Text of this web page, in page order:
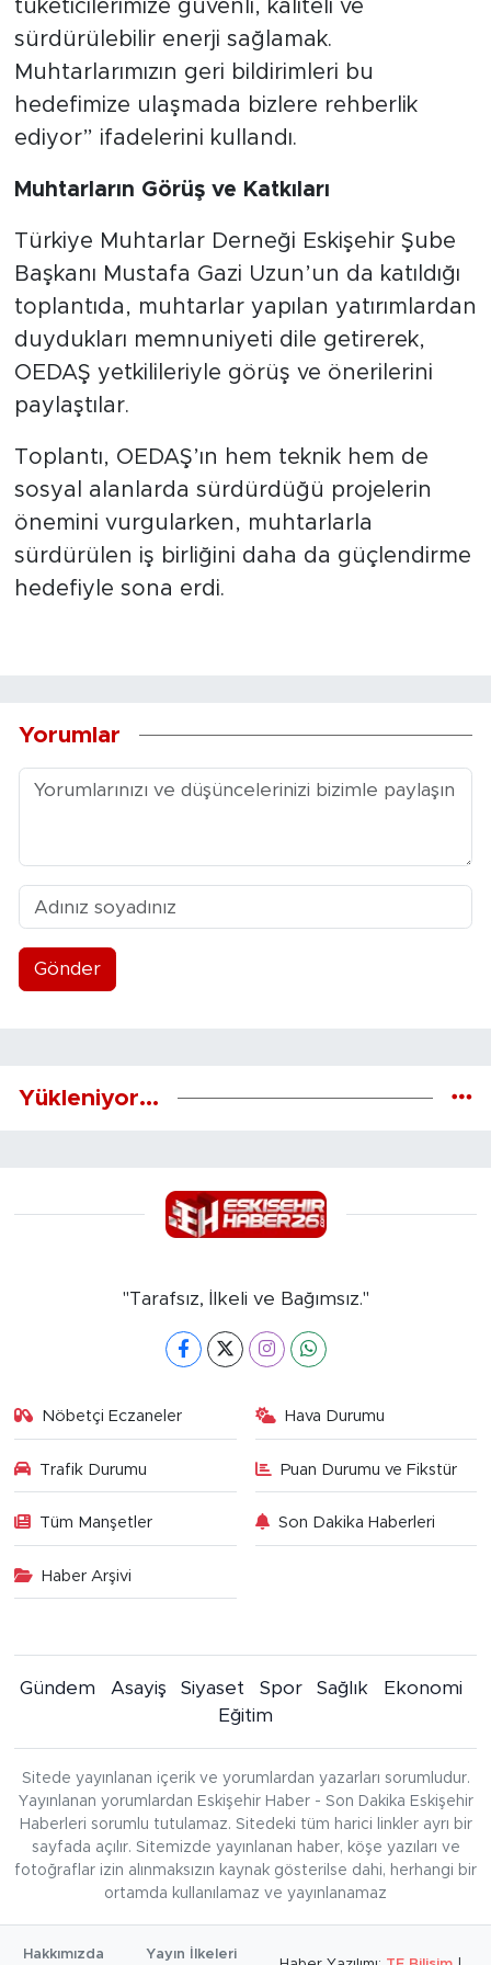
tüketicilerimize güvenli, kaliteli ve
sürdürülebilir enerji sağlamak.
Muhtarlarımızın geri bildirimleri bu
hedefimize ulaşmada bizlere rehberlik
ediyor” ifadelerini kullandı.
Muhtarların Görüş ve Katkıları
Türkiye Muhtarlar Derneği Eskişehir Şube
Başkanı Mustafa Gazi Uzun’un da katıldığı
toplantıda, muhtarlar yapılan yatırımlardan
duydukları memnuniyeti dile getirerek,
OEDAŞ yetkilileriyle görüş ve önerilerini
paylaştılar.
Toplantı, OEDAŞ’ın hem teknik hem de
sosyal alanlarda sürdürdüğü projelerin
önemini vurgularken, muhtarlarla
sürdürülen iş birliğini daha da güçlendirme
hedefiyle sona erdi.
Yorumlar
Gönder
Yükleniyor...
"Tarafsız, İlkeli ve Bağımsız."
Nöbetçi Eczaneler Hava Durumu
Trafik Durumu Puan Durumu ve Fikstür
Tüm Manşetler Son Dakika Haberleri
Haber Arşivi
Gündem Asayiş Siyaset Spor Sağlık
Ekonomi
Eğitim
Sitede yayınlanan içerik ve yorumlardan yazarları sorumludur.
Yayınlanan yorumlardan Eskişehir Haber - Son Dakika Eskişehir
Haberleri sorumlu tutulamaz. Sitedeki tüm harici linkler ayrı bir
sayfada açılır. Sitemizde yayınlanan haber, köşe yazıları ve
fotoğraflar izin alınmaksızın kaynak gösterilse dahi, herhangi bir
ortamda kullanılamaz ve yayınlanamaz
Hakkımızda Yayın İlkeleri